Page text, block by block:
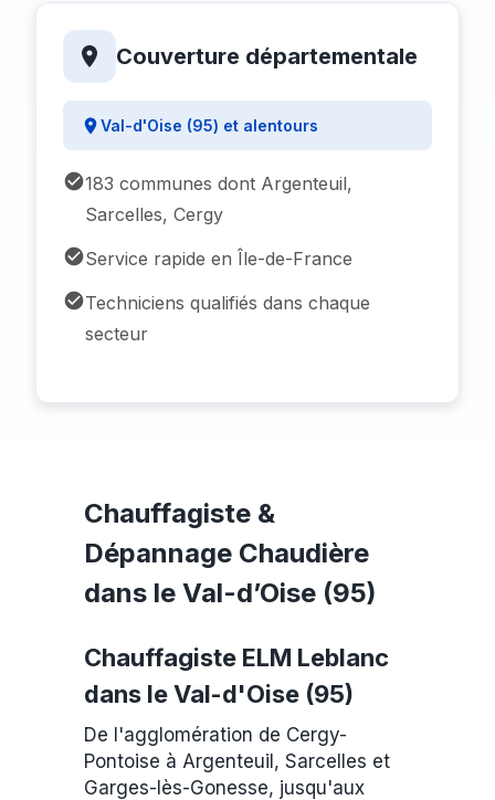
Couverture départementale
Val-d'Oise (95) et alentours
183 communes dont Argenteuil,
Sarcelles, Cergy
Service rapide en Île-de-France
Techniciens qualifiés dans chaque
secteur
Chauffagiste &
Dépannage Chaudière
dans le Val-d’Oise (95)
Chauffagiste ELM Leblanc
dans le Val-d'Oise (95)
De l'agglomération de Cergy-
Pontoise à Argenteuil, Sarcelles et
Garges-lès-Gonesse, jusqu'aux